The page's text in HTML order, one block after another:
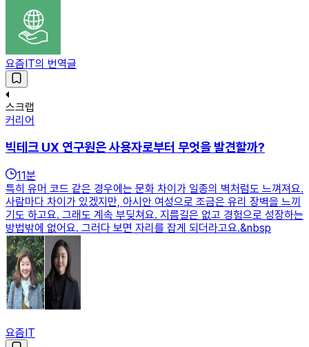
요즘IT의 번역글
스크랩
커리어
빅테크 UX 연구원은 사용자로부터 무엇을 발견할까?
11분
특히 유머 코드 같은 경우에는 문화 차이가 일종의 벽처럼도 느껴져요.
사람마다 차이가 있겠지만, 아시안 여성으로 조금은 유리 장벽을 느끼
기도 하고요. 그래도 계속 부딪쳐요. 지름길은 없고 경험으로 성장하는
방법밖에 없어요. 그러다 보면 자리를 잡게 되더라고요.&nbsp
요즘IT